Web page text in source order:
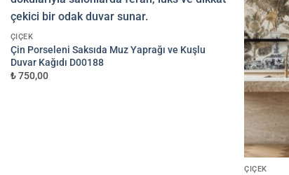
Mat dokulu, dayanıklı
DUVAR ÖLÇÜLERINIZI
ÇIÇEK
Çin Porseleni Saksıda Muz Yaprağı ve Kuşlu
Duvar Kağıdı D00188
₺ 750,00
ÇIÇEK